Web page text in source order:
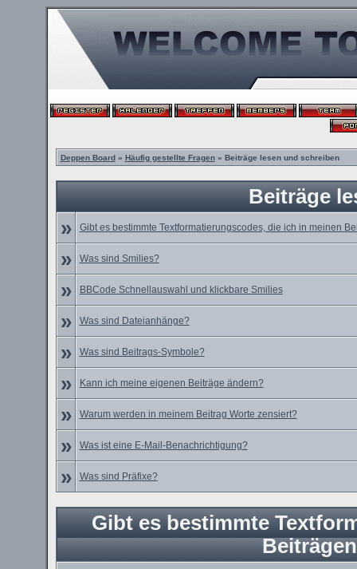
Deppen Board» Häufig gestellte Fragen» Beiträge lesen und schreiben
Beiträge
»
Gibt es bestimmte Textformatierungscodes, die ich in meinen
» Was sind Smilies?
» BBCode Schnellauswahl und klickbare Smilies
» Was sind Dateianhänge?
» Was sind Beitrags-Symbole?
» Kann ich meine eigenen Beiträge ändern?
» Warum werden in meinem Beitrag Worte zensiert?
» Was ist eine E-Mail-Benachrichtigung?
» Was sind Präfixe?
Gibt es bestimmte